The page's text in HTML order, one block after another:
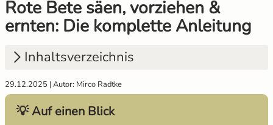
Rote Bete säen, vorziehen &
ernten: Die komplette Anleitung
Inhaltsverzeichnis
1. Wichtiger Hinweis
2. Aussaat im Beet
29.12.2025 | Autor: Mirco Radtke
💡 Auf einen Blick
Gemüsesamen Set
Gurken
Jalapeno
Knollenfenchel
Gelbe Tomaten
Gewächshaustomaten
Grüne Tomaten
Italienische Tomaten
Anzuchtsets
Anzucht Zubehör
Naturkosmetik
Saatgut Adventskalender
Aussaat und Anzucht im Dezember
Aussaat und Anzucht im Juli
Aussaat und Anzucht im Juni
Aussaat und Anzucht im Mai